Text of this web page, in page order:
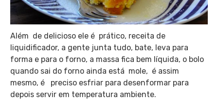
Além de delicioso ele é prático, receita de
liquidificador, a gente junta tudo, bate, leva para
forma e para o forno, a massa fica bem líquida, o bolo
quando sai do forno ainda está mole, é assim
mesmo, é preciso esfriar para desenformar para
depois servir em temperatura ambiente.